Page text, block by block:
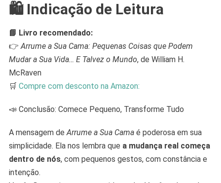
🛍️ Indicação de Leitura
📘 Livro recomendado:
👉Arrume a Sua Cama: Pequenas Coisas que Podem
Mudar a Sua Vida… E Talvez o Mundo, de William H.
McRaven
🛒 Compre com desconto na Amazon:
📣 Conclusão: Comece Pequeno, Transforme Tudo
A mensagem deArrume a Sua Camaé poderosa em sua
simplicidade. Ela nos lembra que a mudança real começa
dentro de nós, com pequenos gestos, com constância e
intenção.